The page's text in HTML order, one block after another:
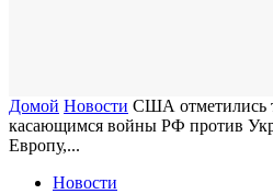
Домой Новости США отметились
касающимся войны РФ против
Европу,...
Новости